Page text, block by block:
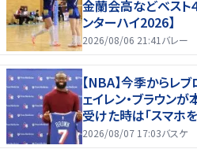
金蘭会高などベスト
ンターハイ2026】
2026/08/06 21:41 バレー
【NBA】今季からレ
ェイレン・ブラウン
受けた時は「スマホ
2026/08/07 17:03バスケ